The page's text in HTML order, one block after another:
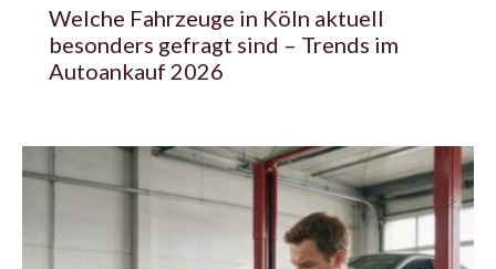
Welche Fahrzeuge in Köln aktuell
besonders gefragt sind – Trends im
Autoankauf 2026